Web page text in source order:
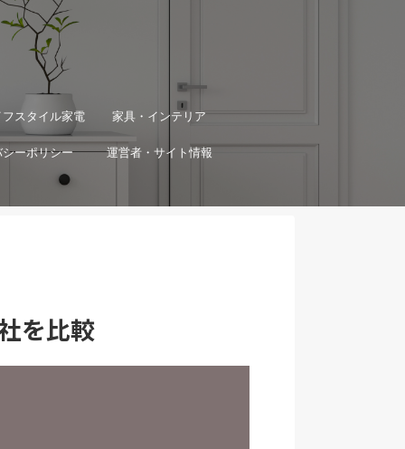
スタイル家電 家具・インテリア
ーポリシー 運営者・サイト情報
を比較